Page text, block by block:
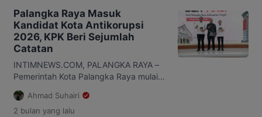
Palangka Raya Masuk
Kandidat Kota Antikorupsi
2026, KPK Beri Sejumlah
Catatan
INTIMNEWS.COM, PALANGKA RAYA –
Pemerintah Kota Palangka Raya mulai
mempersiapkan diri menuju Kota
Percontohan Antikorupsi Tahun 2026
setelah ditetapkan sebagai salah satu
Ahmad Suhairi
2 bulan yang lalu